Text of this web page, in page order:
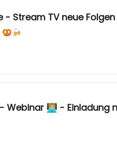
🥨🍻
👩🏼‍💻 - Einladung